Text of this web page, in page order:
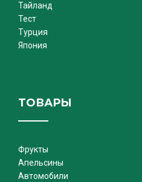
Тайланд
Тест
Турция
Япония
ТОВАРЫ
Фрукты
Апельсины
Автомобили